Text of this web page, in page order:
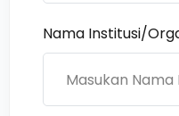
Nama Institusi/